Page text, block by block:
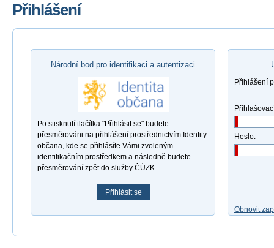
Přihlášení
Národní bod pro identifikaci a autentizaci
Po stisknutí tlačítka "Přihlásit se" budete
přesměrováni na přihlášení prostřednictvím Identity
občana, kde se přihlásíte Vámi zvoleným
identifikačním prostředkem a následně budete
přesměrování zpět do služby ČÚZK.
Přihlásit se
Přihlášení
Heslo:
Obnovit